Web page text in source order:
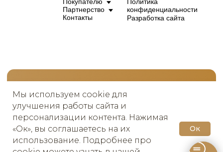
Мы используем cookie для
улучшения работы сайта и
персонализации контента. Нажимая
«Ок», вы соглашаетесь на их
использование. Подробнее про
Ок